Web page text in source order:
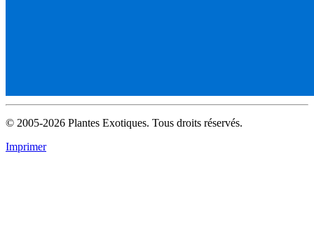
© 2005-2026 Plantes Exotiques. Tous droits réservés.
Imprimer